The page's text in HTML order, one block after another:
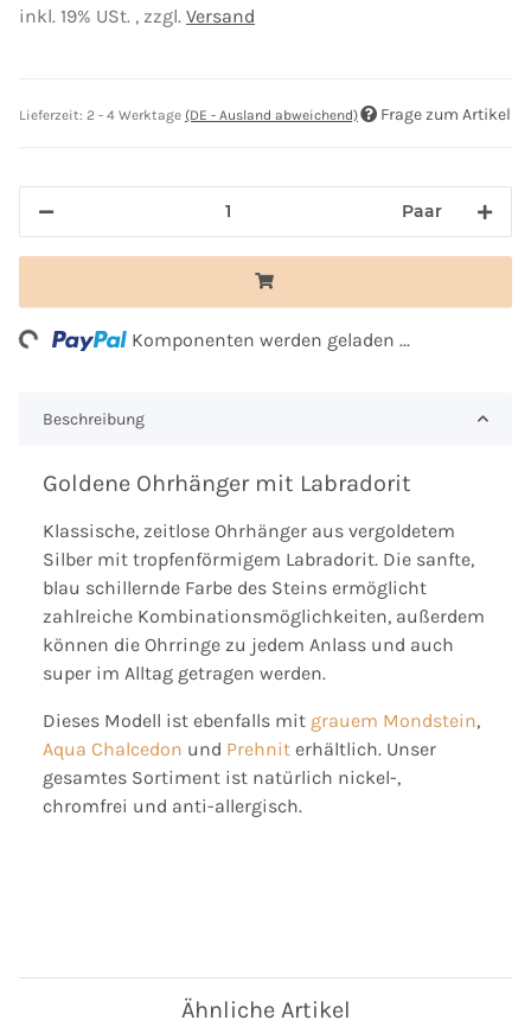
inkl. 19% USt. , zzgl. Versand
Lieferzeit: 2 - 4 Werktage (DE - Ausland abweichend) Frage zum Artikel
Paar
Komponenten werden geladen ...
Beschreibung
Goldene Ohrhänger mit Labradorit
Klassische, zeitlose Ohrhänger aus vergoldetem
Silber mit tropfenförmigem Labradorit. Die sanfte,
blau schillernde Farbe des Steins ermöglicht
zahlreiche Kombinationsmöglichkeiten, außerdem
können die Ohrringe zu jedem Anlass und auch
super im Alltag getragen werden.
Dieses Modell ist ebenfalls mit grauem Mondstein,
Aqua Chalcedon und Prehnit erhältlich. Unser
gesamtes Sortiment ist natürlich nickel-,
chromfrei und anti-allergisch.
Ähnliche Artikel